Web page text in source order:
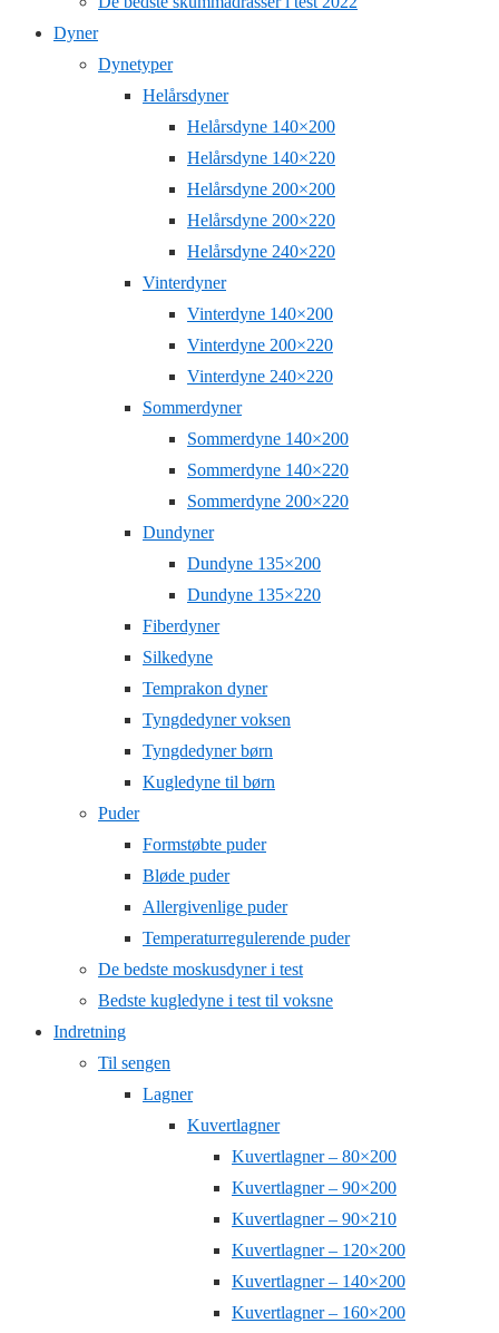
Dyner
Dynetyper
Helårsdyner
Helårsdyne 140×200
Helårsdyne 140×220
Helårsdyne 200×200
Helårsdyne 200×220
Helårsdyne 240×220
Vinterdyner
Vinterdyne 140×200
Vinterdyne 200×220
Vinterdyne 240×220
Sommerdyner
Sommerdyne 140×200
Sommerdyne 140×220
Sommerdyne 200×220
Dundyner
Dundyne 135×200
Dundyne 135×220
Fiberdyner
Silkedyne
Temprakon dyner
Tyngdedyner voksen
Tyngdedyner børn
Kugledyne til børn
Puder
Formstøbte puder
Bløde puder
Allergivenlige puder
Temperaturregulerende puder
De bedste moskusdyner i test
Bedste kugledyne i test til voksne
Indretning
Til sengen
Lagner
Kuvertlagner
Kuvertlagner – 80×200
Kuvertlagner – 90×200
Kuvertlagner – 90×210
Kuvertlagner – 120×200
Kuvertlagner – 140×200
Kuvertlagner – 160×200